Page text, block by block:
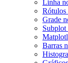
Linha
Grade
Barras